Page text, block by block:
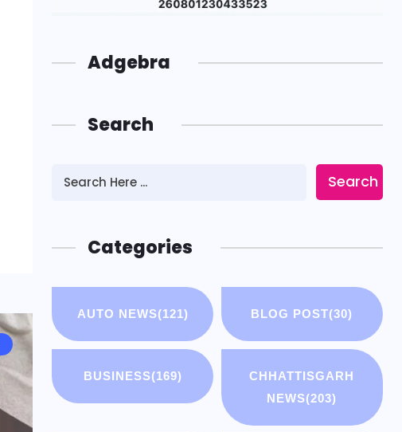
Adgebra
Search
Search
Categories
AUTO NEWS(121) BLOG POST(30)
BUSINESS(169)
CHHATTISGARH
NEWS(203)